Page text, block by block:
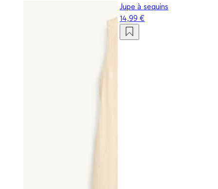
Jupe à sequins
14,99 €